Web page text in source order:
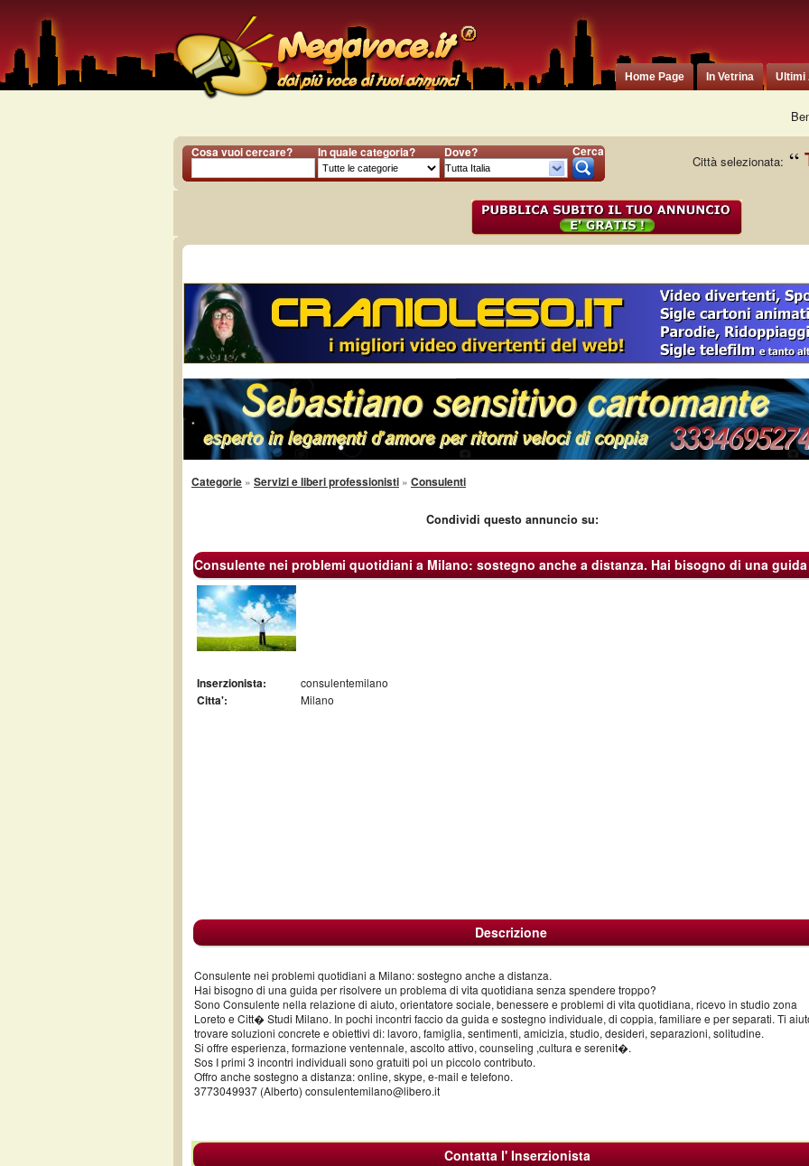
Home Page In Vetrina Ultimi
Cosa vuoi cercare? In quale categoria? Dove? Cerca
Città selezionata:
Categorie » Servizi e liberi professionisti » Consulenti
Condividi questo annuncio su:
Consulente nei problemi quotidiani a Milano: sostegno anche a distanza. Hai bisogno di una
Inserzionista: consulentemilano
Citta': Milano
Descrizione
Consulente nei problemi quotidiani a Milano: sostegno anche a distanza.
Hai bisogno di una guida per risolvere un problema di vita quotidiana senza spendere troppo?
Sono Consulente nella relazione di aiuto, orientatore sociale, benessere e problemi di vita quotidiana, ricevo in studio zona
Loreto e Citt� Studi Milano. In pochi incontri faccio da guida e sostegno individuale, di coppia, familiare e per separati. Ti
trovare soluzioni concrete e obiettivi di: lavoro, famiglia, sentimenti, amicizia, studio, desideri, separazioni, solitudine.
Si offre esperienza, formazione ventennale, ascolto attivo, counseling ,cultura e serenit�.
Sos I primi 3 incontri individuali sono gratuiti poi un piccolo contributo.
Offro anche sostegno a distanza: online, skype, e-mail e telefono.
3773049937 (Alberto) consulentemilano@libero.it
Contatta l' Inserzionista